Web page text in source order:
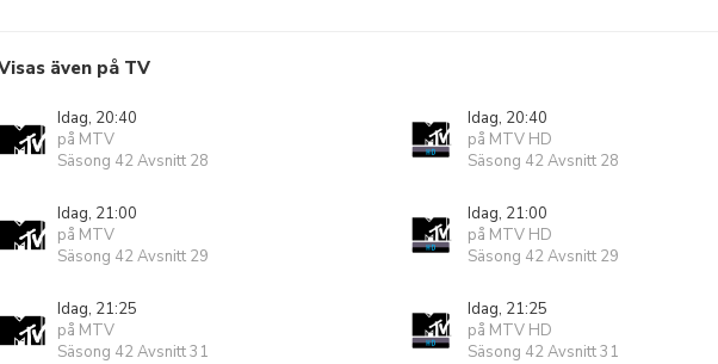
även på TV
Idag, 20:40
på MTV
Säsong 42 Avsnitt 28
Idag, 20:40
på MTV HD
Säsong 42 Avsnitt 28
Idag, 21:00
på MTV
Säsong 42 Avsnitt 29
Idag, 21:00
på MTV HD
Säsong 42 Avsnitt 29
Idag, 21:25
på MTV
Säsong 42 Avsnitt 31
Idag, 21:25
på MTV HD
Säsong 42 Avsnitt 31